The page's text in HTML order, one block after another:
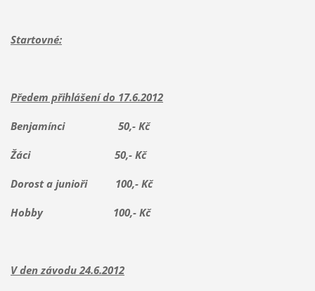
Startovné:
Předem přihlášení do 17.6.2012
Benjamínci 50,- Kč
Žáci 50,- Kč
Dorost a junioři 100,- Kč
Hobby 100,- Kč
V den závodu 24.6.2012